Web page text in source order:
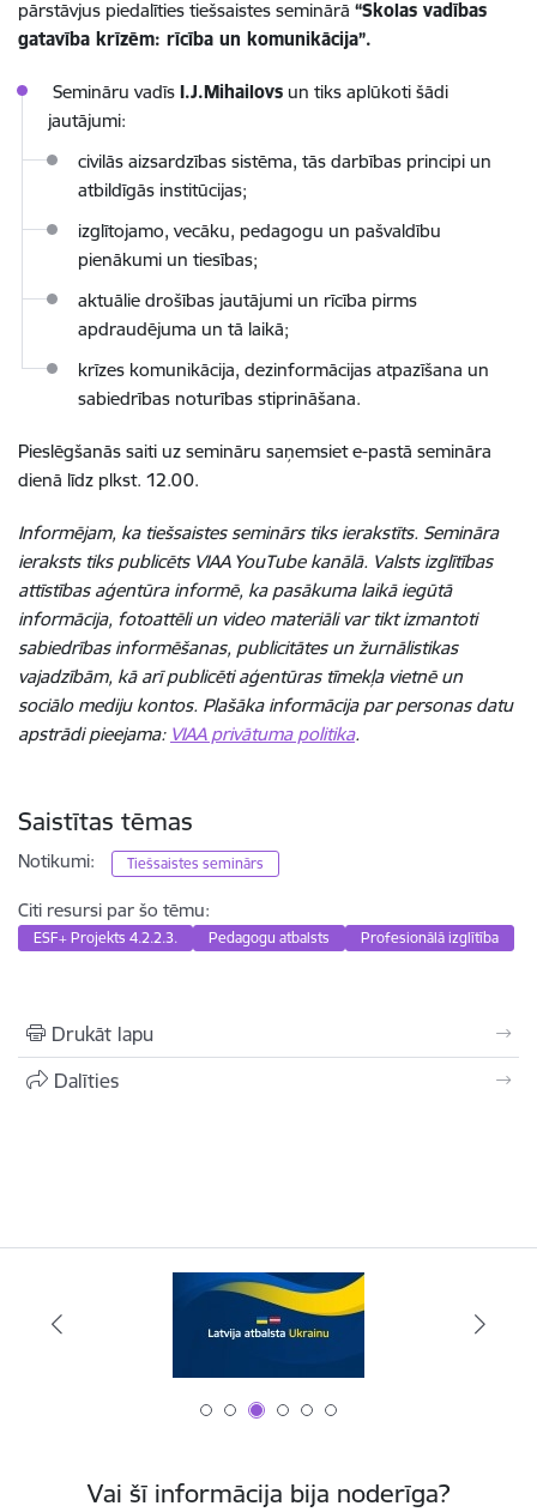
pārstāvjus piedalīties tiešsaistes seminārā “Skolas vadības
gatavība krīzēm: rīcība un komunikācija”.
Semināru vadīs I.J.Mihailovs un tiks aplūkoti šādi
jautājumi:
civilās aizsardzības sistēma, tās darbības principi un
atbildīgās institūcijas;
izglītojamo, vecāku, pedagogu un pašvaldību
pienākumi un tiesības;
aktuālie drošības jautājumi un rīcība pirms
apdraudējuma un tā laikā;
krīzes komunikācija, dezinformācijas atpazīšana un
sabiedrības noturības stiprināšana.
Pieslēgšanās saiti uz semināru saņemsiet e-pastā semināra
dienā līdz plkst. 12.00.
Informējam, ka tiešsaistes seminārs tiks ierakstīts. Semināra
ieraksts tiks publicēts VIAA YouTube kanālā. Valsts izglītības
attīstības aģentūra informē, ka pasākuma laikā iegūtā
informācija, fotoattēli un video materiāli var tikt izmantoti
sabiedrības informēšanas, publicitātes un žurnālistikas
vajadzībām, kā arī publicēti aģentūras tīmekļa vietnē un
sociālo mediju kontos. Plašāka informācija par personas datu
apstrādi pieejama: VIAA privātuma politika.
Saistītas tēmas
Notikumi: Tiešsaistes seminārs
Citi resursi par šo tēmu:
ESF+ Projekts 4.2.2.3. Pedagogu atbalsts Profesionālā izglītība
Drukāt lapu
Dalīties
Vai šī informācija bija noderīga?